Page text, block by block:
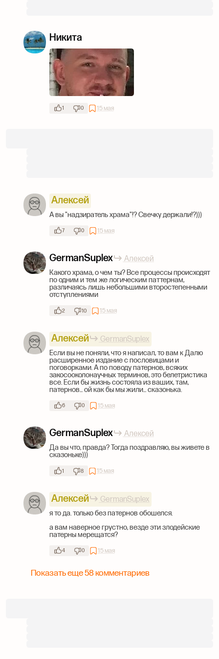
Никита
1 0 15 мая
Алексей
А вы "надзиратель храма"!? Свечку держали!?)))
7 0 15 мая
GermanSuplex
Алексей
Какого храма, о чем ты? Все процессы происходят
по одним и тем же логическим паттернам,
различаясь лишь небольшими второстепенными
отступлениями
2 10 15 мая
Алексей
GermanSuplex
Если вы не поняли, что я написал, то вам к Далю
расширенное издание с пословицами и
поговорками. А по поводу патернов, всяких
закосооколонаучных терминов, это белетристика
все. Если бы жизнь состояла из ваших, там,
патернов... ой как бы мы жили... сказонька.
6 0 15 мая
GermanSuplex
Алексей
Да вы что, правда? Тогда поздравляю, вы живете в
сказоньке)))
1 8 15 мая
Алексей
GermanSuplex
я то да. только без патернов обошелся.
а вам наверное грустно, везде эти злодейские
патерны мерещатся?
4 0 15 мая
Показать еще 58 комментариев